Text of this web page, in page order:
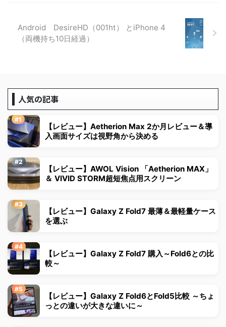
Android DesireHD（001ht） とiPhone 4
（両機持ち10日経過）
人気の記事
【レビュー】Aetherion Max 2か月レビュー＆導
入画面サイズは視野角から決める
【レビュー】AWOL Vision 「Aetherion MAX」
＆ VIVID STORM超短焦点用スクリーン
【レビュー】Galaxy Z Fold7 最薄＆最軽量ケース
を選ぶ
【レビュー】Galaxy Z Fold7 購入～Fold6との比
較～
【レビュー】Galaxy Z Fold6とFold5比較 ～ちょ
っとの違いが大きな違いに～